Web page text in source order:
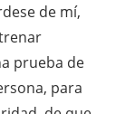
de mí,
prueba de
para